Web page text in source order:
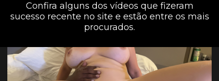
Confira alguns dos vídeos que fizeram
sucesso recente no site e estão entre os mais
procurados.